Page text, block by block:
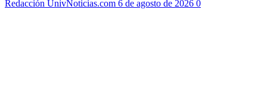
Redacción UnivNoticias.com 6 de agosto de 2026 0